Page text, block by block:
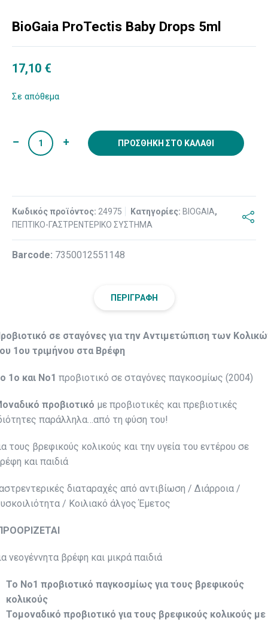
BioGaia ProTectis Baby Drops 5ml
17,10 €
Σε απόθεμα
ΠΡΟΣΘΉΚΗ ΣΤΟ ΚΑΛΆΘΙ
Κωδικός προϊόντος: 24975 Κατηγορίες: BIOGAIA,
ΠΕΠΤΙΚΟ-ΓΑΣΤΡΕΝΤΕΡΙΚΟ ΣΥΣΤΗΜΑ
Βarcode: 7350012551148
ΠΕΡΙΓΡΑΦΉ
σε σταγόνες για την Αντιμετώπιση των
1ου τριμήνου στα Βρέφη
1ο και Νο1 προβιοτικό σε σταγόνες παγκοσμίως (2004)
προβιοτικό με προβιοτικές και πρεβιοτικές
παράλληλα…από τη φύση του!
τους βρεφικούς κολικούς και την υγεία του εντέρου σε
και παιδιά
διαταραχές από αντιβίωση / Διάρροια /
/ Κοιλιακό άλγος Έμετος
νεογέννητα βρέφη και μικρά παιδιά
Το No1 προβιοτικό παγκοσμίως για τους βρεφικούς
κολικούς
Toμοναδικό προβιοτικό για τους βρεφικούς κολικούς με